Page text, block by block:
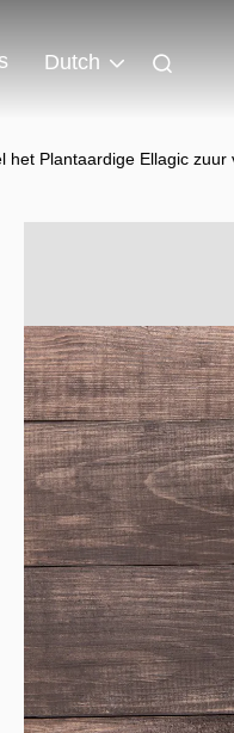
Dutch
Plantaardige Ellagic zuur